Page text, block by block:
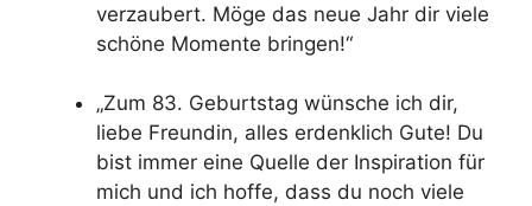
verzaubert. Möge das neue Jahr dir viele
schöne Momente bringen!“
„Zum 83. Geburtstag wünsche ich dir,
liebe Freundin, alles erdenklich Gute! Du
bist immer eine Quelle der Inspiration für
mich und ich hoffe, dass du noch viele